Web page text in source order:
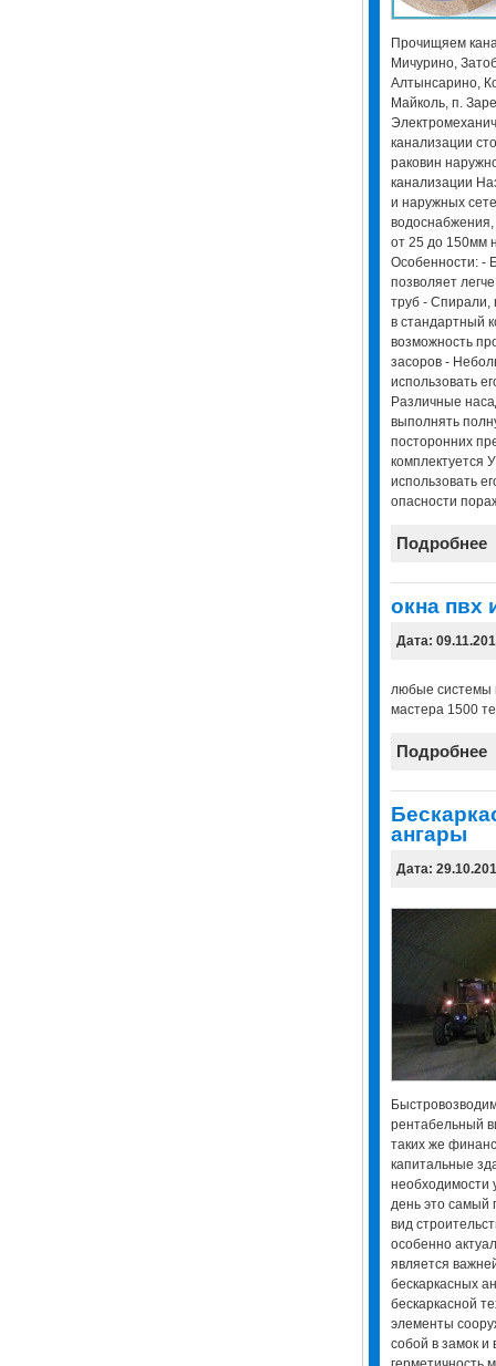
Прочищяем
Мичурино,
Алтынсарино,
Майколь, п.
канализации
раковин
канализации
и наружных
от 25 до 150мм
Особенности: -
позволяет
труб - Спирали,
в стандартный
возможность
засоров -
использовать
Различные
выполнять
посторонних
комплектуется
использовать
опасности
Подробнее
окна пвх
Дата:
любые системы
мастера 1500
Подробнее
ангары
Дата:
рентабельный
таких же
капитальные
необходимости
день это самый
вид
особенно
является
бескаркасных
бескаркасной
элементы
собой в замок и